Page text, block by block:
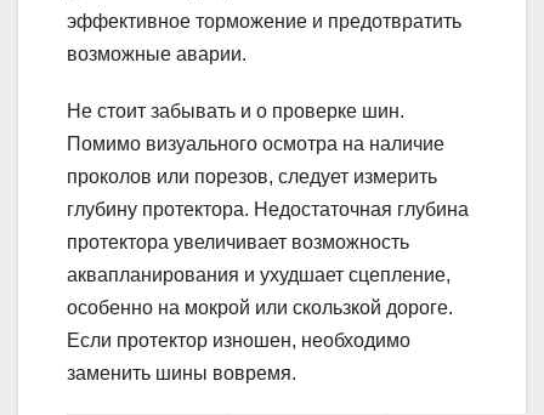
эффективное торможение и предотвратить
возможные аварии.
Не стоит забывать и о проверке шин.
Помимо визуального осмотра на наличие
проколов или порезов, следует измерить
глубину протектора. Недостаточная глубина
протектора увеличивает возможность
аквапланирования и ухудшает сцепление,
особенно на мокрой или скользкой дороге.
Если протектор изношен, необходимо
заменить шины вовремя.